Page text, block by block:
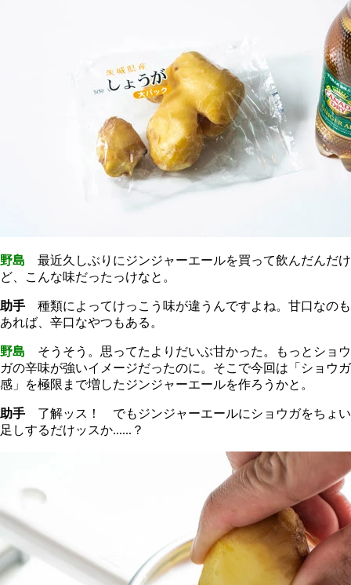
野島 最近久しぶりにジンジャーエールを買って飲んだんだけ
ど、こんな味だったっけなと。
助手 種類によってけっこう味が違うんですよね。甘口なのも
あれば、辛口なやつもある。
野島 そうそう。思ってたよりだいぶ甘かった。もっとショウ
ガの辛味が強いイメージだったのに。そこで今回は「ショウガ
感」を極限まで増したジンジャーエールを作ろうかと。
助手 了解ッス！ でもジンジャーエールにショウガをちょい
足しするだけッスか......？